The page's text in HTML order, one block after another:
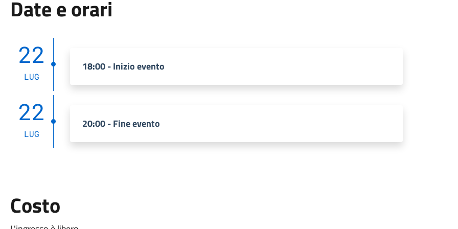
Date e orari
22
LUG
18:00 - Inizio evento
22
LUG
20:00 - Fine evento
Costo